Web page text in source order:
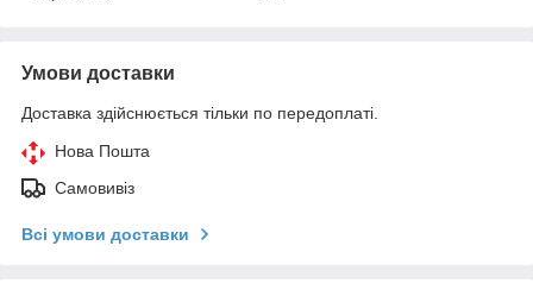
Умови доставки
Доставка здійснюється тільки по передоплаті.
Нова Пошта
Самовивіз
Всі умови доставки